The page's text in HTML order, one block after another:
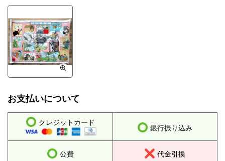
お支払いについて
クレジットカード
銀行振り込み
公費 代金引換